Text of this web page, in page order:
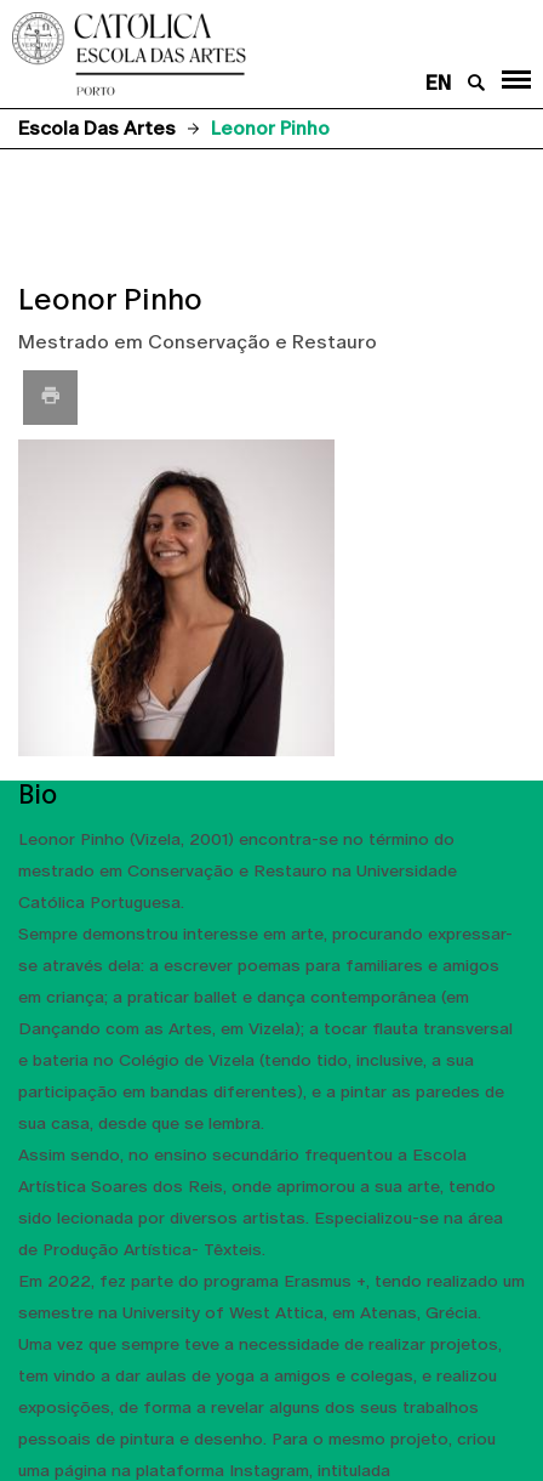
EN
Escola Das Artes
Leonor Pinho
Leonor Pinho
Mestrado em Conservação e Restauro
Bio
Leonor Pinho (Vizela, 2001) encontra-se no término do
mestrado em Conservação e Restauro na Universidade
Católica Portuguesa.
Sempre demonstrou interesse em arte, procurando expressar-
se através dela: a escrever poemas para familiares e amigos
em criança; a praticar ballet e dança contemporânea (em
Dançando com as Artes, em Vizela); a tocar flauta transversal
e bateria no Colégio de Vizela (tendo tido, inclusive, a sua
participação em bandas diferentes), e a pintar as paredes de
sua casa, desde que se lembra.
Assim sendo, no ensino secundário frequentou a Escola
Artística Soares dos Reis, onde aprimorou a sua arte, tendo
sido lecionada por diversos artistas. Especializou-se na área
de Produção Artística- Têxteis.
Em 2022, fez parte do programa Erasmus +, tendo realizado um
semestre na University of West Attica, em Atenas, Grécia.
Uma vez que sempre teve a necessidade de realizar projetos,
tem vindo a dar aulas de yoga a amigos e colegas, e realizou
exposições, de forma a revelar alguns dos seus trabalhos
pessoais de pintura e desenho. Para o mesmo projeto, criou
uma página na plataforma Instagram, intitulada